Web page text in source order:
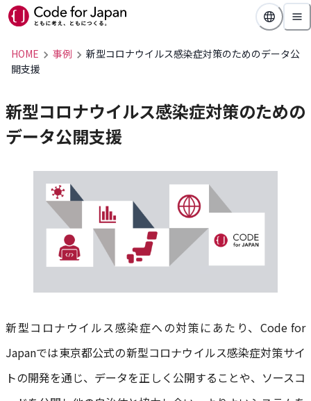
HOME 事例
新型コロナウイルス感染症対策のためのデータ公
開支援
新型コロナウイルス感染症対策のための
データ公開支援
新型コロナウイルス感染症への対策にあたり、Code for
Japanでは東京都公式の新型コロナウイルス感染症対策サイ
トの開発を通じ、データを正しく公開することや、ソースコ